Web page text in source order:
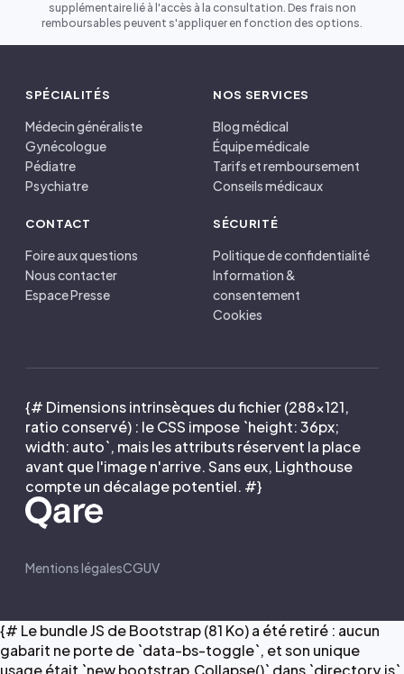
supplémentaire lié à l'accès à la consultation. Des frais non
remboursables peuvent s'appliquer en fonction des options.
SPÉCIALITÉS
Médecin généraliste
Gynécologue
Pédiatre
Psychiatre
NOS SERVICES
Blog médical
Équipe médicale
Tarifs et remboursement
Conseils médicaux
CONTACT
Foire aux questions
Nous contacter
Espace Presse
SÉCURITÉ
Politique de confidentialité
Information &
consentement
Cookies
{# Dimensions intrinsèques du fichier (288×121,
ratio conservé) : le CSS impose `height: 36px;
width: auto`, mais les attributs réservent la place
avant que l'image n'arrive. Sans eux, Lighthouse
compte un décalage potentiel. #}
Mentions légalesCGUV
{# Le bundle JS de Bootstrap (81 Ko) a été retiré : aucun
gabarit ne porte de `data-bs-toggle`, et son unique
usage était `new bootstrap.Collapse()` dans `directory.js`